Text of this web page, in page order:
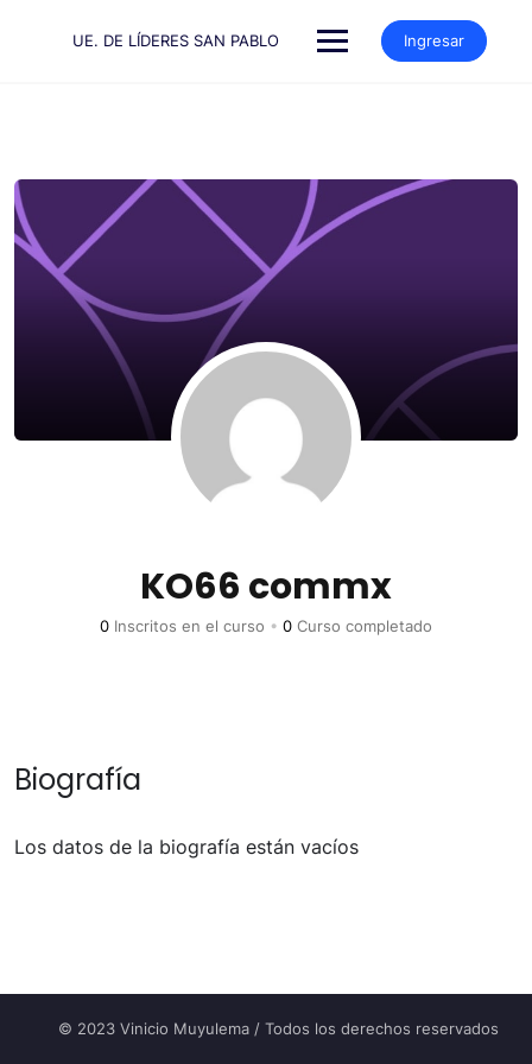
UE. DE LÍDERES SAN PABLO Ingresar
KO66 commx
0 Inscritos en el curso • 0 Curso completado
Biografía
Los datos de la biografía están vacíos
© 2023 Vinicio Muyulema / Todos los derechos reservados